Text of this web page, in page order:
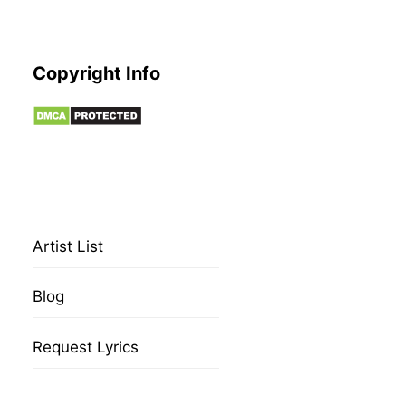
Copyright Info
Artist List
Blog
Request Lyrics